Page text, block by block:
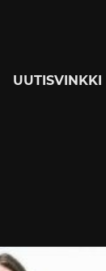
UUTISVINKKI